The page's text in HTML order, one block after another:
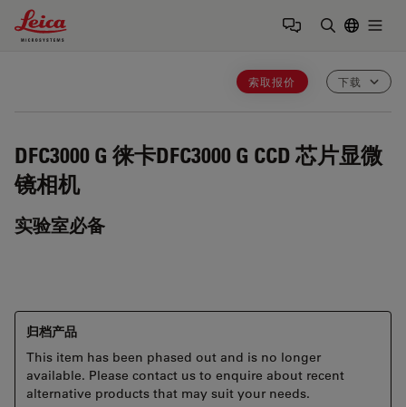
Leica Microsystems Logo
索取报价 下载
DFC3000 G 徕卡DFC3000 G CCD 芯片显微
镜相机
实验室必备
归档产品
This item has been phased out and is no longer
available. Please contact us to enquire about recent
alternative products that may suit your needs.